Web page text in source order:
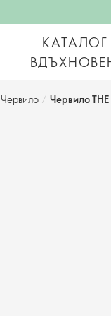
КАТАЛОГ
Червило / Червило